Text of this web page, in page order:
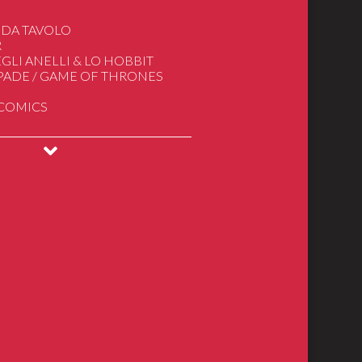
TAVOLO
ANELLI & LO HOBBIT
/ GAME OF THRONES